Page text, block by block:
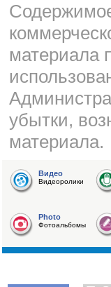
материала
убытки,
материала.
Видео
Видеоролики
Photo
Фотоальбомы